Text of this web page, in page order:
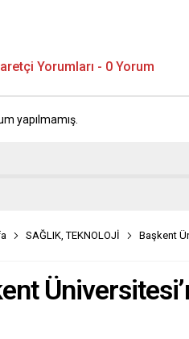
Yorumları - 0 Yorum
yapılmamış.
SAĞLIK ,TEKNOLOJİ Başkent